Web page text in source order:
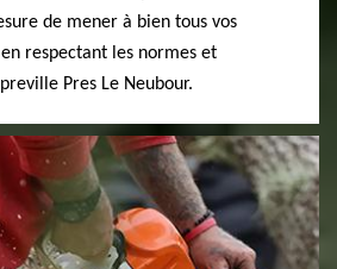
de mener à bien tous vos
respectant les normes et
Pres Le Neubour.